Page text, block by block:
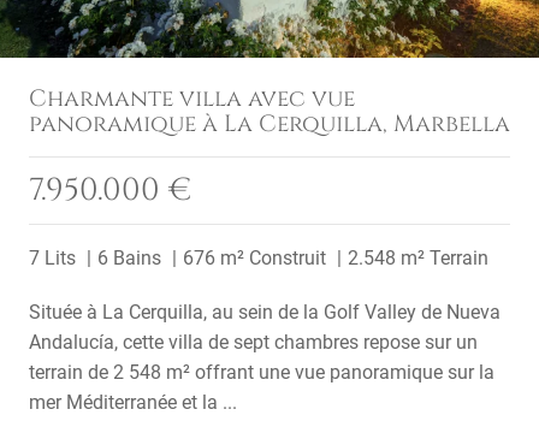
Charmante villa avec vue
panoramique à La Cerquilla, Marbella
7.950.000 €
7 Lits 6 Bains 676 m² Construit 2.548 m² Terrain
Située à La Cerquilla, au sein de la Golf Valley de Nueva
Andalucía, cette villa de sept chambres repose sur un
terrain de 2 548 m² offrant une vue panoramique sur la
mer Méditerranée et la ...